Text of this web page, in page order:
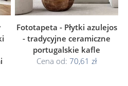
Fototapeta - Płytki azulejos
- tradycyjne ceramiczne
portugalskie kafle
Cena od: 70,61 zł